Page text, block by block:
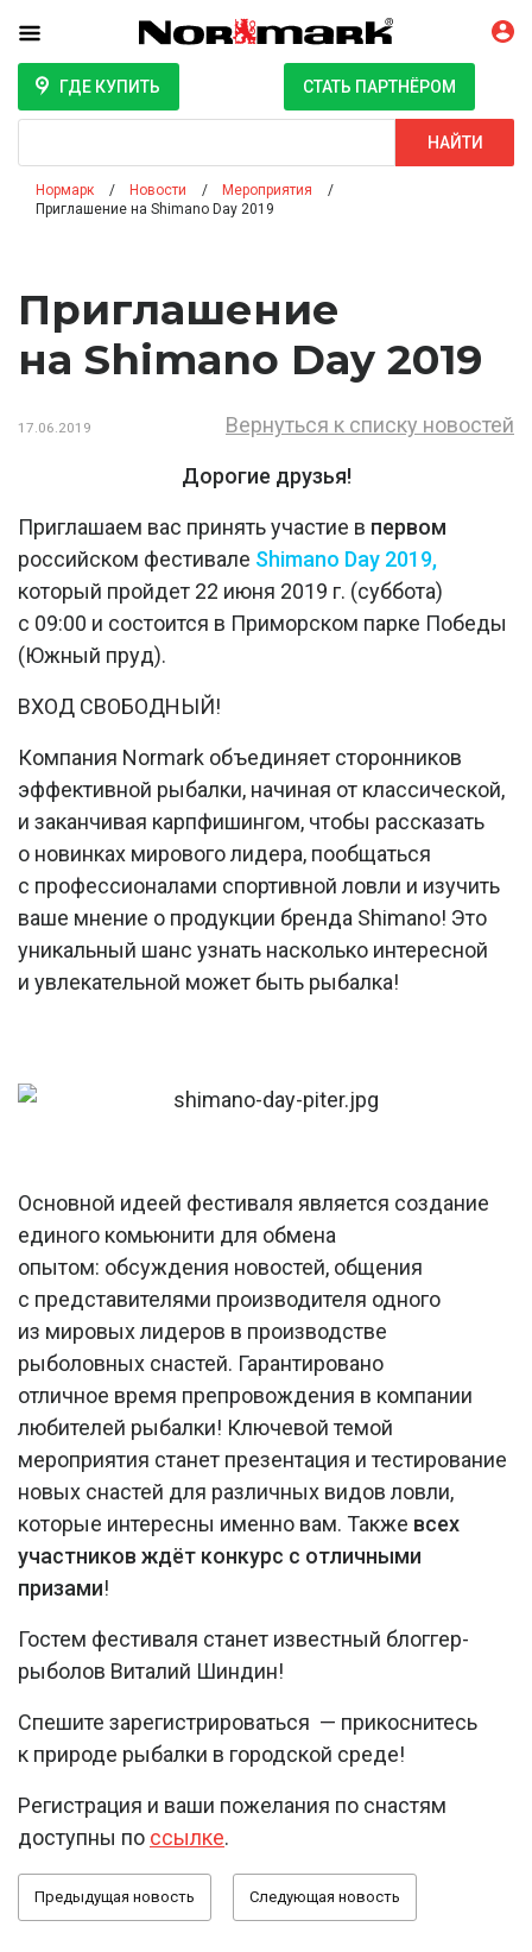
ГДЕ КУПИТЬ СТАТЬ ПАРТНЁРОМ
НАЙТИ
Нормарк Новости
Мероприятия
Приглашение на Shimano Day 2019
Приглашение
на Shimano Day 2019
17.06.2019 Вернуться к списку новостей
Дорогие друзья!
Приглашаем вас принять участие в первом
российском фестивале Shimano Day 2019,
который пройдет 22 июня 2019 г. (суббота)
с 09:00 и состоится в Приморском парке Победы
(Южный пруд).
ВХОД СВОБОДНЫЙ!
Компания Normark объединяет сторонников
эффективной рыбалки, начиная от классической,
и заканчивая карпфишингом, чтобы рассказать
о новинках мирового лидера, пообщаться
с профессионалами спортивной ловли и изучить
ваше мнение о продукции бренда Shimano! Это
уникальный шанс узнать насколько интересной
и увлекательной может быть рыбалка!
Основной идеей фестиваля является создание
единого комьюнити для обмена
опытом: обсуждения новостей, общения
с представителями производителя одного
из мировых лидеров в производстве
рыболовных снастей. Гарантировано
отличное время препровождения в компании
любителей рыбалки! Ключевой темой
мероприятия станет презентация и тестирование
новых снастей для различных видов ловли,
которые интересны именно вам. Также всех
участников ждёт конкурс с отличными
призами!
Гостем фестиваля станет известный блоггер-
рыболов Виталий Шиндин!
Спешите зарегистрироваться — прикоснитесь
к природе рыбалки в городской среде!
Регистрация и ваши пожелания по снастям
доступны по ссылке.
Предыдущая новость Следующая новость